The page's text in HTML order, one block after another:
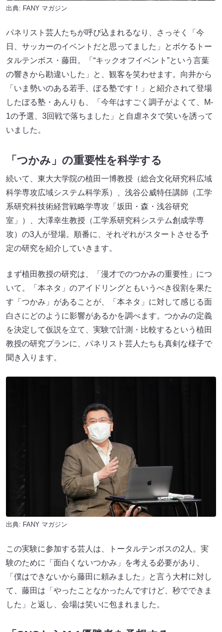
出典: FANY マガジン
パネリスト芸人たちが呼び込まれるなり、さっそく「今
日、サッカーのイベントだと思ってました」とボケるトー
タルテンボス・藤田。「“キックオフイベント”という言葉
の響きから勘違いした」と、観客を笑わせます。向井から
「いま勢いのある若手、ぼる塾です！」と紹介されて登場
したぼる塾・あんりも、「今年はすごく調子がよくて、M-
1の予選、3回戦で落ちました」と自虐ネタで笑いを誘って
いました。
「つかみ」の重要性を科学する
続いて、東大大学院の植田一博教授（総合文化研究科広域
科学専攻広域システム科学系）、浅谷公威特任講師（工学
系研究科技術経営戦略学専攻「坂田・森・浅谷研究
室」）、大澤幸生教授（工学系研究科システム創成学専
攻）の3人が登場。順番に、それぞれがスタートさせる予
定の研究を紹介していきます。
まず植田教授の研究は、「漫才でのつかみの重要性」につ
いて。「本ネタ」のアイドリングともいうべき役割を果た
す「つかみ」があることが、「本ネタ」に対して感じる面
白さにどのように影響があるかを調べます。つかみの定義
を決定して仮説を立て、実験で計測・比較するという植田
教授の研究プランに、パネリスト芸人たちも真剣な様子で
聞き入ります。
出典: FANY マガジン
この実験に参加する芸人は、トータルテンボスの2人。実
験のために「面白くないつかみ」を考える必要があり、
「僕はできないから藤田に頼みました」と言う大村に対し
て、藤田は「やったことなかったんですけど、秒でできま
した」と返し、会場は笑いに包まれました。